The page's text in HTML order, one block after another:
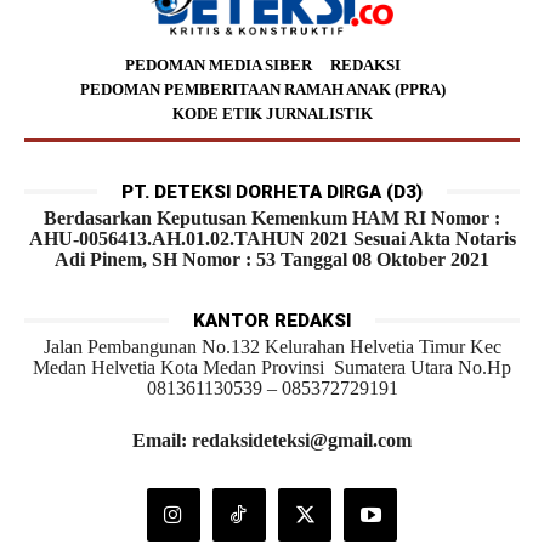
PEDOMAN MEDIA SIBER
REDAKSI
PEDOMAN PEMBERITAAN RAMAH ANAK (PPRA)
KODE ETIK JURNALISTIK
PT. DETEKSI DORHETA DIRGA (D3)
Berdasarkan Keputusan Kemenkum HAM RI Nomor :
AHU-0056413.AH.01.02.TAHUN 2021 Sesuai Akta Notaris
Adi Pinem, SH Nomor : 53 Tanggal 08 Oktober 2021
KANTOR REDAKSI
Jalan Pembangunan No.132 Kelurahan Helvetia Timur Kec
Medan Helvetia Kota Medan Provinsi Sumatera Utara No.Hp
081361130539 – 085372729191
Email: redaksideteksi@gmail.com